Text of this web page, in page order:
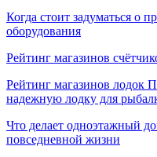
Когда стоит задуматься о
оборудования
Рейтинг магазинов
Рейтинг магазинов лодок
надежную лодку для
Что делает одноэтажный
повседневной жизни